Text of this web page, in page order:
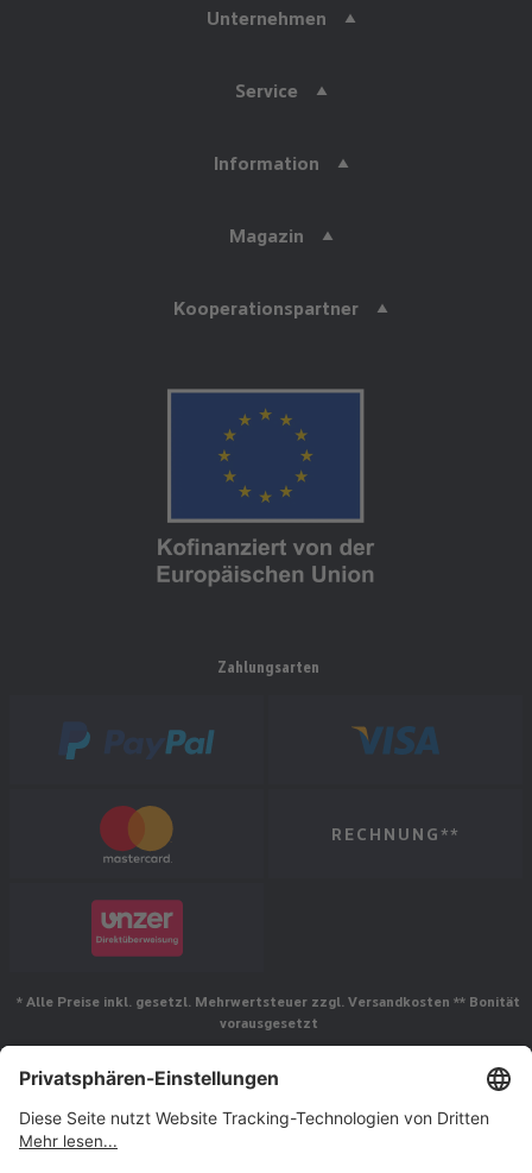
Unternehmen
Service
Information
Magazin
Kooperationspartner
Zahlungsarten
RECHNUNG**
* Alle Preise inkl. gesetzl. Mehrwertsteuer zzgl. Versandkosten ** Bonität
vorausgesetzt
Folgen Sie uns